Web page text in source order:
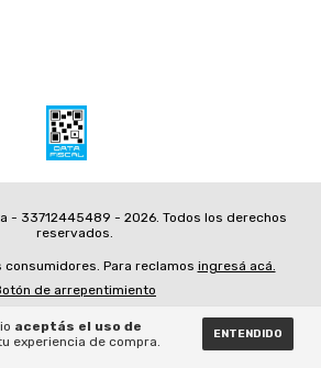
aceptás el uso de
experiencia de compra. ENTENDIDO
- 33712445489 - 2026. Todos los derechos
reservados.
consumidores. Para reclamos ingresá acá.
de arrepentimiento